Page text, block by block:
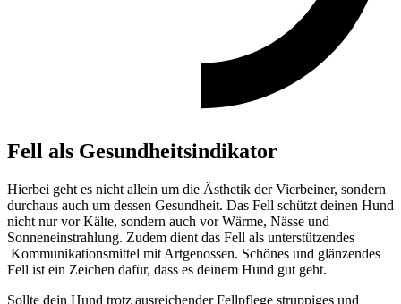
Fell als Gesundheitsindikator
Hierbei geht es nicht allein um die Ästhetik der Vierbeiner, sondern
durchaus auch um dessen Gesundheit. Das Fell schützt deinen Hund
nicht nur vor Kälte, sondern auch vor Wärme, Nässe und
Sonneneinstrahlung. Zudem dient das Fell als unterstützendes
Kommunikationsmittel mit Artgenossen. Schönes und glänzendes
Fell ist ein Zeichen dafür, dass es deinem Hund gut geht.
Sollte dein Hund trotz ausreichender Fellpflege struppiges und